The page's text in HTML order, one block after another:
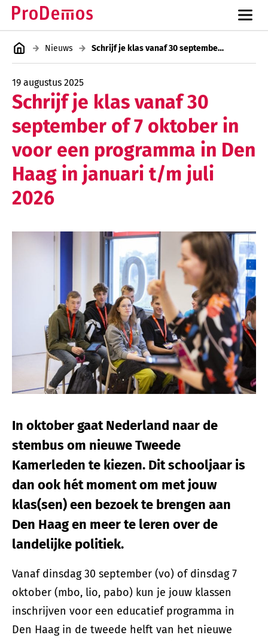
Nieuws Schrijf je klas vanaf 30 september of 7 oktober in voor een programma in Den Haag in januari t/m juli 2026
19 augustus 2025
Schrijf je klas vanaf 30
september of 7 oktober in
voor een programma in Den
Haag in januari t/m juli
2026
In oktober gaat Nederland naar de
stembus om nieuwe Tweede
Kamerleden te kiezen. Dit schooljaar is
dan ook hét moment om met jouw
klas(sen) een bezoek te brengen aan
Den Haag en meer te leren over de
landelijke politiek.
Vanaf dinsdag 30 september (vo) of dinsdag 7
oktober (mbo, lio, pabo) kun je jouw klassen
inschrijven voor een educatief programma in
Den Haag in de tweede helft van het nieuwe